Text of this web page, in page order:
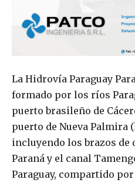
La Hidrovía Paraguay
formado por los ríos
puerto brasileño de
puerto de Nueva Palmira
incluyendo los brazos de
Paraná y el canal
Paraguay, compartido